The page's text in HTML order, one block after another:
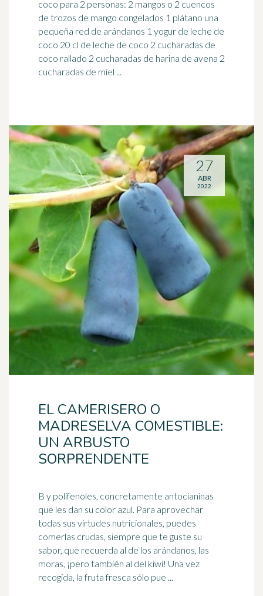
coco para 2 personas: 2 mangos o 2 cuencos
de trozos de mango congelados 1 plátano una
pequeña red de arándanos 1 yogur de leche de
coco 20 cl de leche de coco 2 cucharadas de
coco rallado 2 cucharadas de harina de avena 2
cucharadas de miel ...
EL CAMERISERO O
MADRESELVA COMESTIBLE:
UN ARBUSTO
SORPRENDENTE
B y polifenoles, concretamente antocianinas
que les dan su color azul. Para aprovechar
todas sus virtudes nutricionales, puedes
comerlas crudas, siempre que te guste su
sabor, que recuerda al de los arándanos, las
moras, ¡pero también al del kiwi! Una vez
recogida, la fruta fresca sólo pue ...
27
ABR
2022